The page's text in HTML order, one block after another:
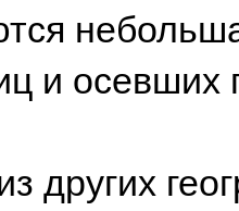
и
других